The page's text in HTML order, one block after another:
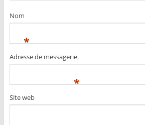
Nom
*
Adresse de messagerie
*
Site web